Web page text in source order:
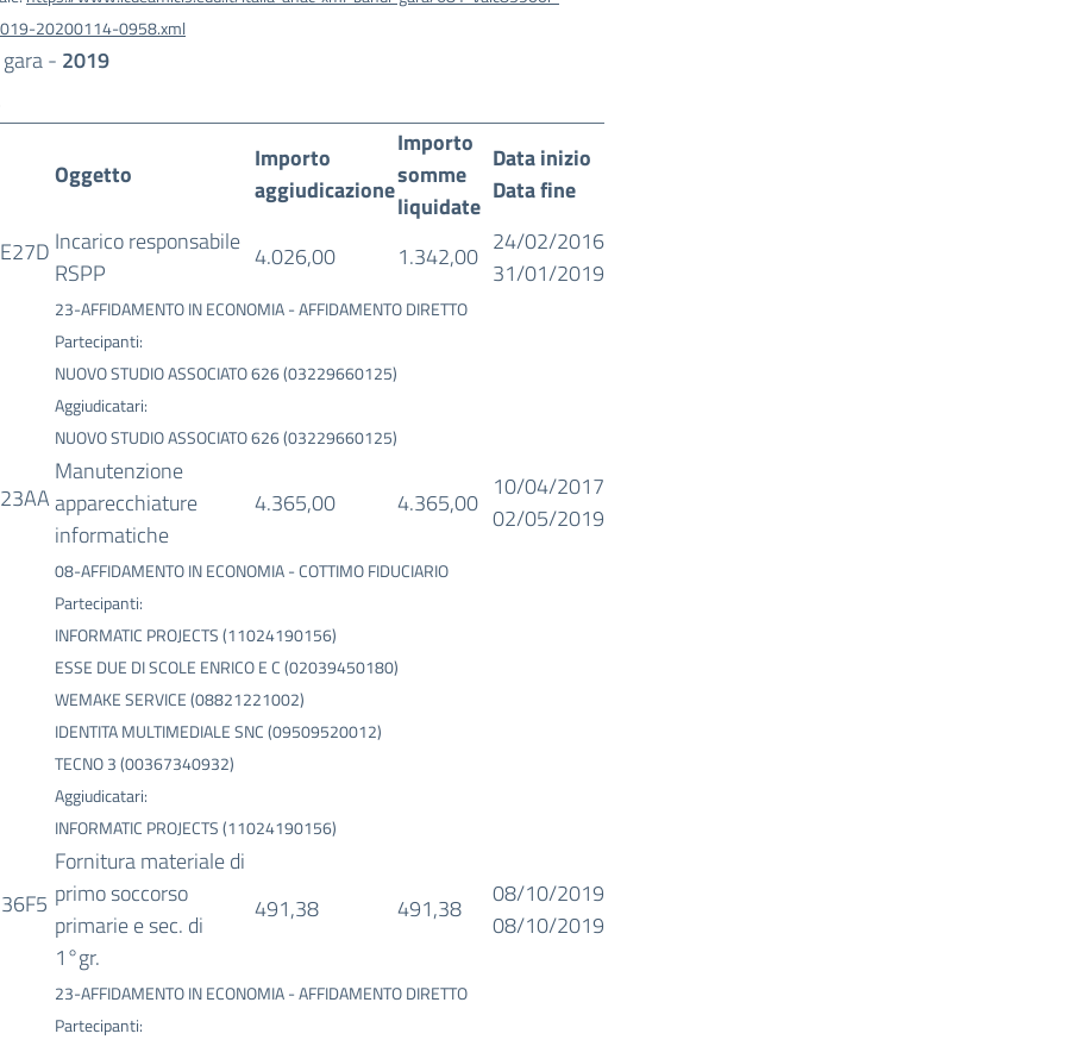
20200114-0958.xml
- 2019
Oggetto
Importo
aggiudicazione
Importo
somme
liquidate
Data inizio
Data fine
Incarico responsabile
RSPP
4.026,00 1.342,00 24/02/2016
31/01/2019
23-AFFIDAMENTO IN ECONOMIA - AFFIDAMENTO DIRETTO
Partecipanti:
NUOVO STUDIO ASSOCIATO 626 (03229660125)
Aggiudicatari:
NUOVO STUDIO ASSOCIATO 626 (03229660125)
Manutenzione
apparecchiature
informatiche
4.365,00 4.365,00
10/04/2017
02/05/2019
08-AFFIDAMENTO IN ECONOMIA - COTTIMO FIDUCIARIO
Partecipanti:
INFORMATIC PROJECTS (11024190156)
ESSE DUE DI SCOLE ENRICO E C (02039450180)
WEMAKE SERVICE (08821221002)
IDENTITA MULTIMEDIALE SNC (09509520012)
TECNO 3 (00367340932)
Aggiudicatari:
INFORMATIC PROJECTS (11024190156)
Fornitura materiale di
primo soccorso
primarie e sec. di
1°gr.
491,38 491,38
08/10/2019
08/10/2019
23-AFFIDAMENTO IN ECONOMIA - AFFIDAMENTO DIRETTO
Partecipanti: